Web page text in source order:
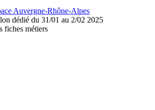
Auvergne-Rhône-Alpes
dédié du 31/01 au 2/02 2025
fiches métiers